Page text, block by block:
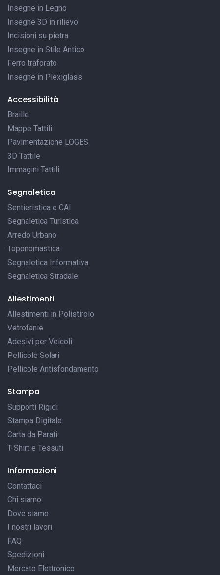
Insegne in Legno
Insegne 3D in rilievo
Incisioni su pietra
Insegne in Stile Antico
Ferro traforato
Insegne in Plexiglass
Accessibilità
Braille
Mappe Tattili
Pavimentazione LOGES
3D Tattile
Immagini Tattili
Segnaletica
Sentieristica e CAI
Segnaletica Turistica
Arredo Urbano
Toponomastica
Segnaletica Informativa
Segnaletica Stradale
Allestimenti
Allestimenti in Polistirolo
Vetrofanie
Adesivi per Veicoli
Pellicole Solari
Pellicole Antisfondamento
Stampa
Supporti Rigidi
Stampa Digitale
Carta da Parati
T-Shirt e Tessuti
Informazioni
Contattaci
Chi siamo
Dove siamo
I nostri lavori
FAQ
Spedizioni
Mercato Elettronico